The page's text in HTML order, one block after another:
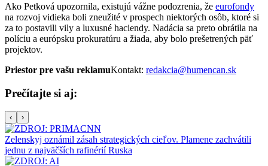
Ako Petková upozornila, existujú vážne podozrenia, že eurofondy
na rozvoj vidieka boli zneužité v prospech niektorých osôb, ktoré si
za to postavili vily a luxusné haciendy. Nadácia sa preto obrátila na
políciu a európsku prokuratúru a žiada, aby bolo prešetrených päť
projektov.
Priestor pre vašu reklamuKontakt: redakcia@humencan.sk
Prečítajte si aj:
‹ ›
Zelenskyj oznámil zásah strategických cieľov. Plamene zachvátili
jednu z najväčších rafinérií Ruska